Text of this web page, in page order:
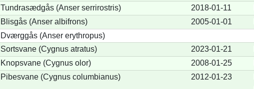
Tundrasædgås (Anser serrirostris) 2018-01-11
Blisgås (Anser albifrons) 2005-01-01
Dværggås (Anser erythropus)
Sortsvane (Cygnus atratus) 2023-01-21
Knopsvane (Cygnus olor) 2008-01-25
Pibesvane (Cygnus columbianus) 2012-01-23